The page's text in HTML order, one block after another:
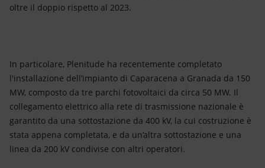
oltre il doppio rispetto al 2023.
In particolare, Plenitude ha recentemente completato
l'installazione dell’impianto di Caparacena a Granada da 150
MW, composto da tre parchi fotovoltaici da circa 50 MW. Il
collegamento elettrico alla rete di trasmissione nazionale è
garantito da una sottostazione da 400 kV, la cui costruzione è
stata appena completata, e da un’altra sottostazione e una
linea da 200 kV condivise con altri operatori.